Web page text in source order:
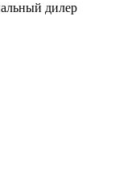
дилер